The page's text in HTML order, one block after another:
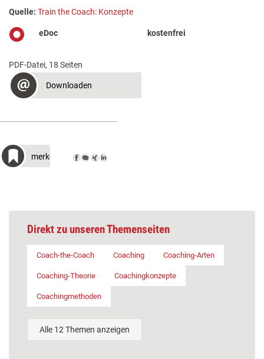
Quelle: Train the Coach: Konzepte
eDoc kostenfrei
PDF-Datei, 18 Seiten
Downloaden
merken
Direkt zu unseren Themenseiten
Coach-the-Coach Coaching Coaching-Arten
Coaching-Theorie Coachingkonzepte
Coachingmethoden
Alle 12 Themen anzeigen